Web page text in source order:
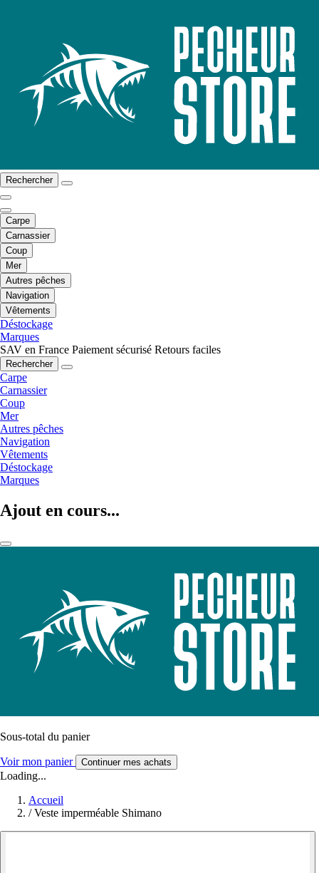
Rechercher
Carpe
Carnassier
Coup
Mer
Autres pêches
Navigation
Vêtements
Déstockage
Marques
SAV en France Paiement sécurisé Retours faciles
Rechercher
Carpe
Carnassier
Coup
Mer
Autres pêches
Navigation
Vêtements
Déstockage
Marques
Ajout en cours...
Sous-total du panier
Voir mon panier Continuer mes achats
Loading...
Accueil
/ Veste imperméable Shimano